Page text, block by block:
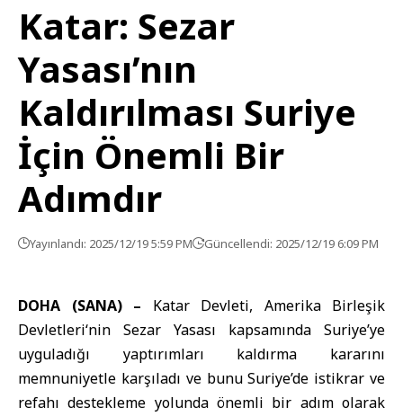
Katar: Sezar
Yasası’nın
Kaldırılması Suriye
İçin Önemli Bir
Adımdır
Yayınlandı: 2025/12/19 5:59 PM Güncellendi: 2025/12/19 6:09 PM
DOHA (SANA) – Katar Devleti, Amerika Birleşik
Devletleri‘nin Sezar Yasası kapsamında Suriye’ye
uyguladığı yaptırımları kaldırma kararını
memnuniyetle karşıladı ve bunu Suriye’de istikrar ve
refahı destekleme yolunda önemli bir adım olarak